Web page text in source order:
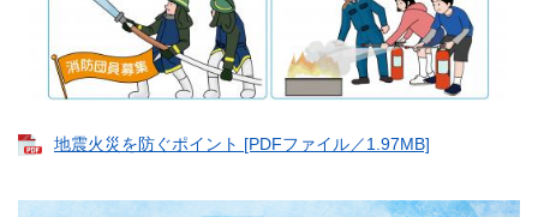
地震火災を防ぐポイント [PDFファイル／1.97MB]